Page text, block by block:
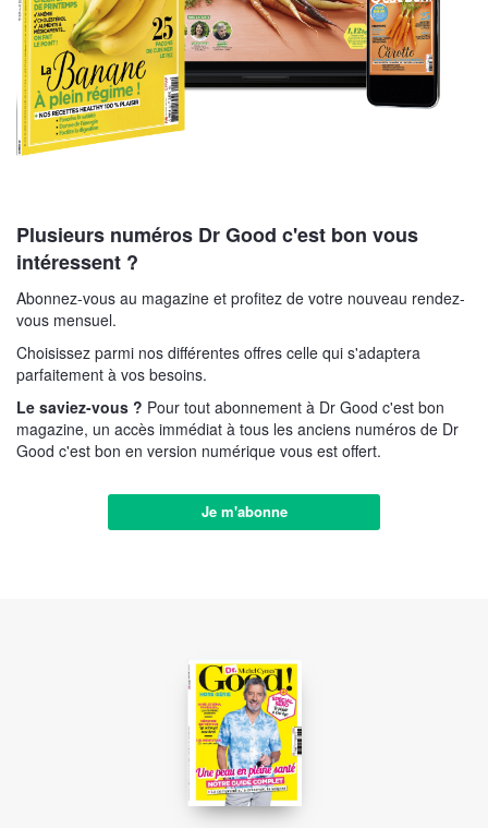
Plusieurs numéros Dr Good c'est bon vous
intéressent ?
Abonnez-vous au magazine et profitez de votre nouveau rendez-
vous mensuel.
Choisissez parmi nos différentes offres celle qui s'adaptera
parfaitement à vos besoins.
Le saviez-vous ? Pour tout abonnement à Dr Good c'est bon
magazine, un accès immédiat à tous les anciens numéros de Dr
Good c'est bon en version numérique vous est offert.
Je m'abonne